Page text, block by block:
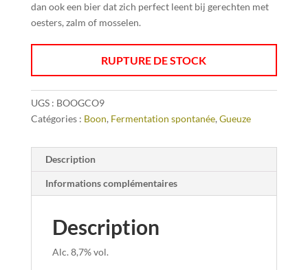
dan ook een bier dat zich perfect leent bij gerechten met
oesters, zalm of mosselen.
RUPTURE DE STOCK
UGS : BOOGCO9
Catégories : Boon, Fermentation spontanée, Gueuze
Description
Informations complémentaires
Description
Alc. 8,7% vol.